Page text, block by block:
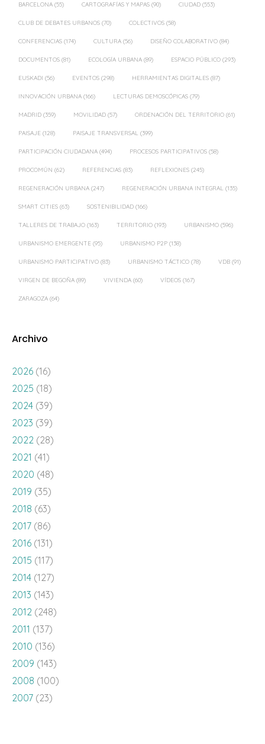
BARCELONA (55) CARTOGRAFÍAS Y MAPAS (90) CIUDAD (553)
CLUB DE DEBATES URBANOS (70) COLECTIVOS (58)
CONFERENCIAS (174) CULTURA (56) DISEÑO COLABORATIVO (84)
DOCUMENTOS (81) ECOLOGÍA URBANA (89) ESPACIO PÚBLICO (293)
EUSKADI (56) EVENTOS (298) HERRAMIENTAS DIGITALES (87)
INNOVACIÓN URBANA (166) LECTURAS DEMOSCÓPICAS (79)
MADRID (359) MOVILIDAD (57) ORDENACIÓN DEL TERRITORIO (61)
PAISAJE (128) PAISAJE TRANSVERSAL (399)
PARTICIPACIÓN CIUDADANA (494) PROCESOS PARTICIPATIVOS (58)
PROCOMÚN (62) REFERENCIAS (83) REFLEXIONES (245)
REGENERACIÓN URBANA (247) REGENERACIÓN URBANA INTEGRAL (135)
SMART CITIES (63) SOSTENIBILIDAD (166)
TALLERES DE TRABAJO (163) TERRITORIO (193) URBANISMO (596)
URBANISMO EMERGENTE (95) URBANISMO P2P (138)
URBANISMO PARTICIPATIVO (83) URBANISMO TÁCTICO (78) VDB (91)
VIRGEN DE BEGOÑA (89) VIVIENDA (60) VÍDEOS (167)
ZARAGOZA (64)
Archivo
2026 (16)
2025 (18)
2024 (39)
2023 (39)
2022 (28)
2021 (41)
2020 (48)
2019 (35)
2018 (63)
2017 (86)
2016 (131)
2015 (117)
2014 (127)
2013 (143)
2012 (248)
2011 (137)
2010 (136)
2009 (143)
2008 (100)
2007 (23)